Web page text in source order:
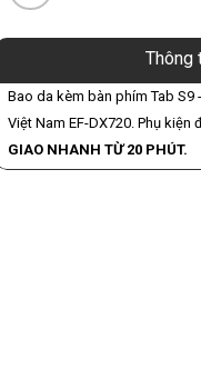
Thông
Bao da kèm bàn phím Tab S9
Việt Nam EF-DX720. Phụ kiện
GIAO NHANH TỪ 20 PHÚT.